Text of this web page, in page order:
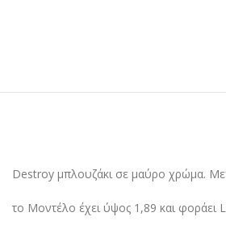
Destroy μπλουζάκι σε μαύρο χρώμα.
το Μοντέλο έχει ύψος 1,89 και φοράει L